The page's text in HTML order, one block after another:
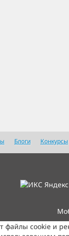
Блоги Конкурсы
файлы cookie и